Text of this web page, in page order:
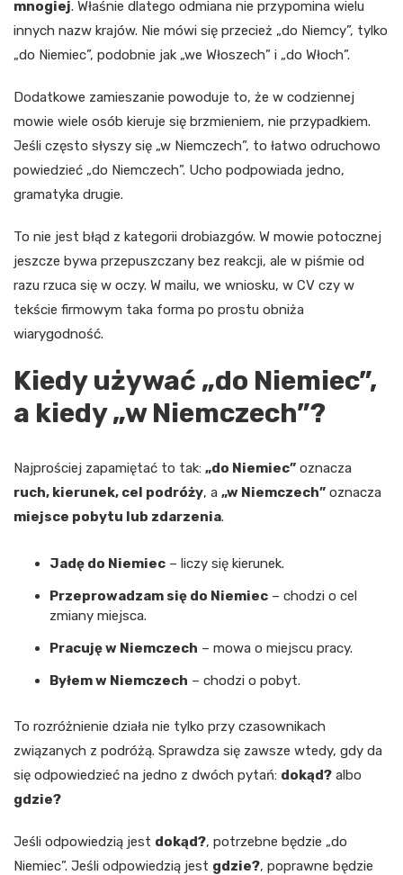
mnogiej. Właśnie dlatego odmiana nie przypomina wielu
innych nazw krajów. Nie mówi się przecież „do Niemcy”, tylko
„do Niemiec”, podobnie jak „we Włoszech” i „do Włoch”.
Dodatkowe zamieszanie powoduje to, że w codziennej
mowie wiele osób kieruje się brzmieniem, nie przypadkiem.
Jeśli często słyszy się „w Niemczech”, to łatwo odruchowo
powiedzieć „do Niemczech”. Ucho podpowiada jedno,
gramatyka drugie.
To nie jest błąd z kategorii drobiazgów. W mowie potocznej
jeszcze bywa przepuszczany bez reakcji, ale w piśmie od
razu rzuca się w oczy. W mailu, we wniosku, w CV czy w
tekście firmowym taka forma po prostu obniża
wiarygodność.
Kiedy używać „do Niemiec”,
a kiedy „w Niemczech”?
Najprościej zapamiętać to tak: „do Niemiec” oznacza
ruch, kierunek, cel podróży, a „w Niemczech” oznacza
miejsce pobytu lub zdarzenia.
Jadę do Niemiec – liczy się kierunek.
Przeprowadzam się do Niemiec – chodzi o cel
zmiany miejsca.
Pracuję w Niemczech – mowa o miejscu pracy.
Byłem w Niemczech – chodzi o pobyt.
To rozróżnienie działa nie tylko przy czasownikach
związanych z podróżą. Sprawdza się zawsze wtedy, gdy da
się odpowiedzieć na jedno z dwóch pytań: dokąd? albo
gdzie?
Jeśli odpowiedzią jest dokąd?, potrzebne będzie „do
Niemiec”. Jeśli odpowiedzią jest gdzie?, poprawne będzie